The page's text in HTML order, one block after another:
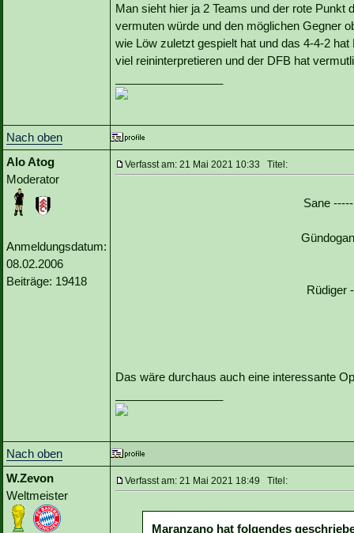
Man sieht hier ja 2 Teams und der rote
vermuten würde und den möglichen Gegner
wie Löw zuletzt gespielt hat und das 4-4-2
viel reininterpretieren und der DFB hat
Nach oben
Alo Atog
Moderator
Anmeldungsdatum:
08.02.2006
Beiträge: 19418
Verfasst am: 21 Mai 2021 10:33 Titel:
Sane
Rüdiger
Das wäre durchaus auch eine interessante
Nach oben
W.Zevon
Weltmeister
Verfasst am: 21 Mai 2021 18:49 Titel:
Maranzano hat folgendes